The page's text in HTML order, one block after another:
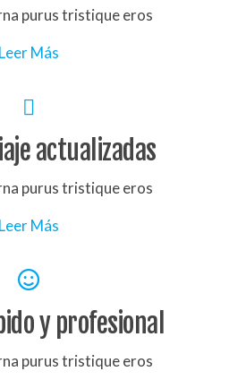
purus tristique eros
Leer Más
actualizadas
purus tristique eros
Leer Más
y profesional
purus tristique eros